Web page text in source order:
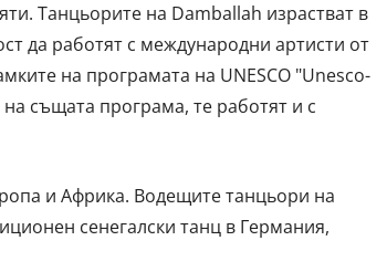
Танцьорите на Damballah израстват в
да работят с международни артисти от
на програмата на UNESCO "Unesco-
същата програма, те работят и с
и Африка. Водещите танцьори на
сенегалски танц в Германия,